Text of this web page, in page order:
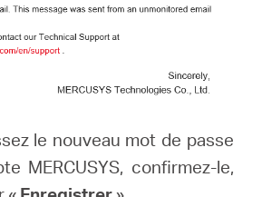
le nouveau mot de passe
MERCUSYS, confirmez-le,